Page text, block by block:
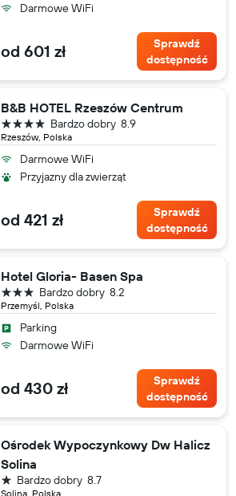
Darmowe WiFi
od 601 zł
Sprawdź
dostępność
B&B HOTEL Rzeszów Centrum
Rzeszów, Polska
8.9
Bardzo dobry
4 gwiazdki
Darmowe WiFi
Przyjazny dla zwierząt
od 421 zł
Sprawdź
dostępność
Hotel Gloria- Basen Spa
Przemyśl, Polska
8.2
Bardzo dobry
3 gwiazdki
Parking
Darmowe WiFi
od 430 zł
Sprawdź
dostępność
Ośrodek Wypoczynkowy Dw Halicz
Solina
Solina, Polska
8.7
Bardzo dobry
1 gwiazdka